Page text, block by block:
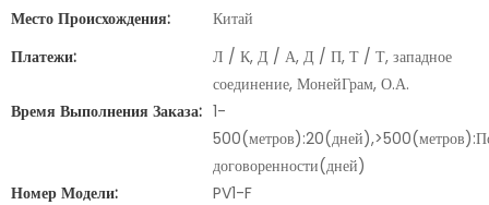
Место Происхождения:
Китай
Платежи:
Л / К, Д / А, Д / П, Т / Т, западное
соединение, МонейГрам, О.А.
Время Выполнения Заказа: 1-
договоренности(дней)
Номер Модели:
PV1-F